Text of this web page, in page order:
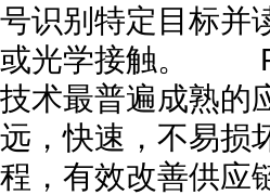
号识别特定目标并
或光学接触。
技术最普遍成熟的
远，快速，不易损
程，有效改善供